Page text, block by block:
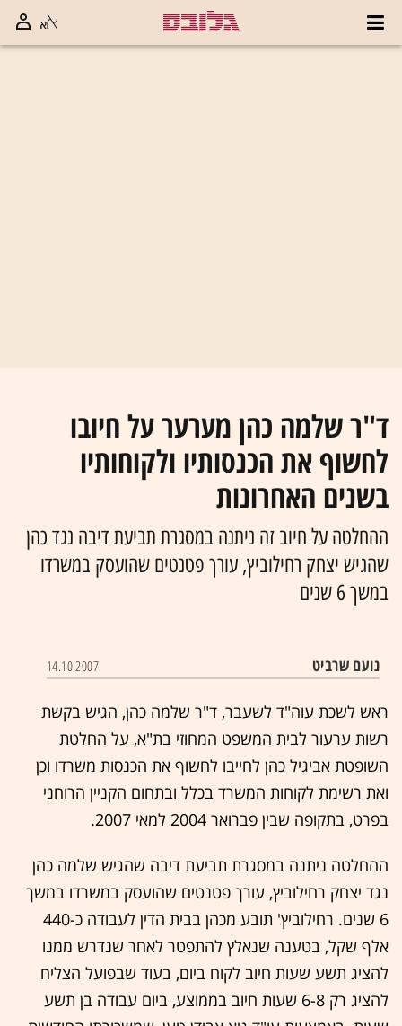
ד"ר שלמה כהן מערער על חיובו
לחשוף את הכנסותיו ולקוחותיו
בשנים האחרונות
ההחלטה על חיוב זה ניתנה במסגרת תביעת דיבה נגד כהן
שהגיש יצחק רחילוביץ, עורך פטנטים שהועסק במשרדו
במשך 6 שנים
נועם שרביט‏ 14.10.2007
ראש לשכת עוה"ד לשעבר, ד"ר שלמה כהן, הגיש בקשת
רשות ערעור לבית המשפט המחוזי בת"א, על החלטת
השופטת אביגיל כהן לחייבו לחשוף את הכנסות משרדו וכן
ואת רשימת לקוחות המשרד בכלל ובתחום הקניין הרוחני
בפרט, בתקופה שבין פברואר 2004 למאי 2007.
ההחלטה ניתנה במסגרת תביעת דיבה שהגיש שלמה כהן
נגד יצחק רחילוביץ, עורך פטנטים שהועסק במשרדו במשך
6 שנים. רחילוביץ' תובע מכהן בבית הדין לעבודה כ-440
אלף שקל, בטענה שנאלץ להתפטר לאחר שנדרש ממנו
להציג תשע שעות חיוב לקוח ביום, בעוד שבפועל הצליח
להציג רק 6-8 שעות חיוב בממוצע, ביום עבודה בן תשע